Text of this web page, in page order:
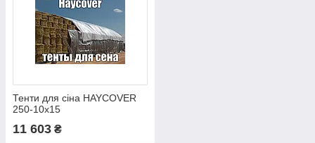
Тенти для сіна HAYCOVER
250-10х15
11 603 ₴